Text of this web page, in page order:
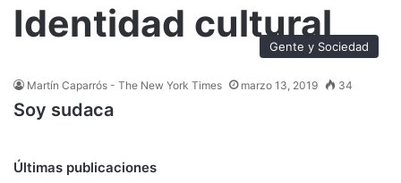
Identidad cultural
Gente y Sociedad
Martín Caparrós - The New York Times marzo 13, 2019 34
Soy sudaca
Últimas publicaciones